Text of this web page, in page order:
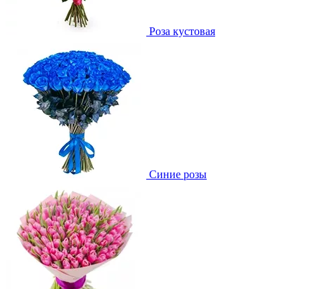
Роза кустовая
Синие розы